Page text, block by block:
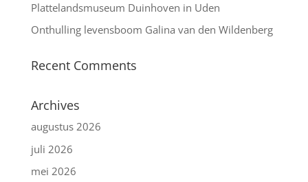
Plattelandsmuseum Duinhoven in Uden
Onthulling levensboom Galina van den Wildenberg
Recent Comments
Archives
augustus 2026
juli 2026
mei 2026